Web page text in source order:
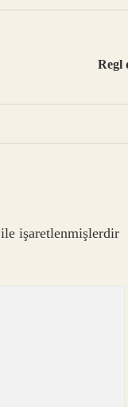
Regl
ile işaretlenmişlerdir